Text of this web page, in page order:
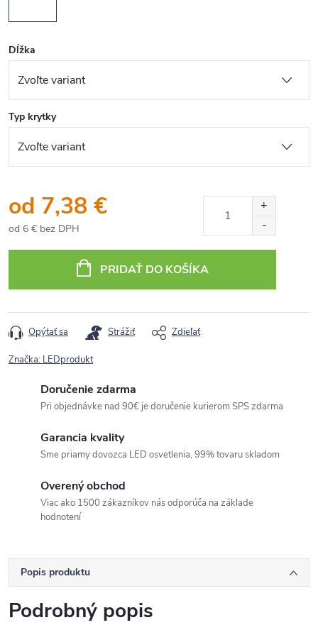
Dĺžka
Typ krytky
od 7,38 €
od 6 € bez DPH
cena:
PRIDAŤ DO KOŠÍKA
Opýtať sa Strážiť Zdieľať
Značka: LEDprodukt
Doručenie zdarma
Pri objednávke nad 90€ je doručenie kurierom SPS zdarma
Garancia kvality
Sme priamy dovozca LED osvetlenia, 99% tovaru skladom
Overený obchod
Viac ako 1500 zákazníkov nás odporúča na základe
hodnotení
Popis produktu
Podrobný popis